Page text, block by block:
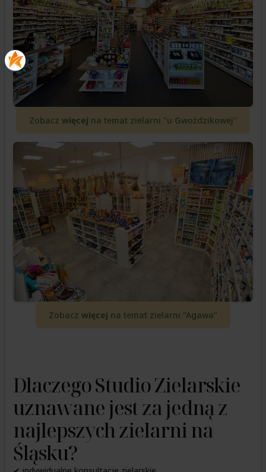
Zobacz więcej na temat zielarni "u Gwoździkowej"
Zobacz więcej na temat zielarni "Agawa"
Dlaczego Studio Zielarskie
uznawane jest za jedną z
najlepszych zielarni na
Śląsku?